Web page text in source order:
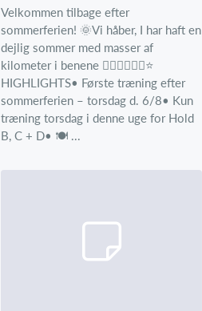
Velkommen tilbage efter
sommerferien! 🌞Vi håber, I har haft en
dejlig sommer med masser af
kilometer i benene 🚴‍♂️🚴‍♂️🚴‍♂️⭐
HIGHLIGHTS• Første træning efter
sommerferien – torsdag d. 6/8• Kun
træning torsdag i denne uge for Hold
B, C + D• 🍽️ ...